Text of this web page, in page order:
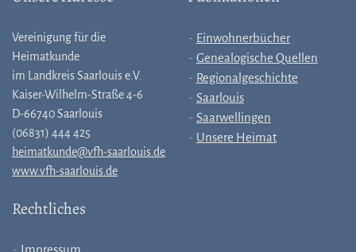
Vereinigung für die
Heimatkunde
im Landkreis Saarlouis e.V.
Kaiser-Wilhelm-Straße 4-6
D-66740 Saarlouis
(06831) 444 425
heimatkunde@vfh-saarlouis.de
www.vfh-saarlouis.de
Einwohnerbücher
Genealogische Quellen
Regionalgeschichte
Saarlouis
Saarwellingen
Unsere Heimat
Rechtliches